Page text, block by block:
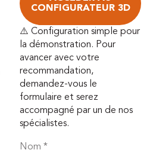
CONFIGURATEUR 3D
⚠️ Configuration simple pour
la démonstration. Pour
avancer avec votre
recommandation,
demandez-vous le
formulaire et serez
accompagné par un de nos
spécialistes.